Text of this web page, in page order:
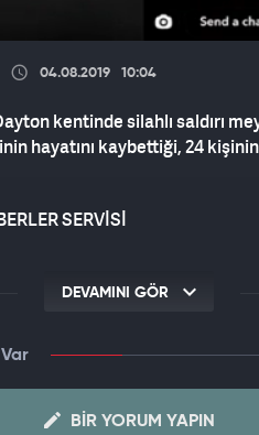
04.08.2019 10:04
kentinde silahlı saldırı
hayatını kaybettiği, 24
SERVİSİ
DEVAMINI GÖR
BIR YORUM YAPIN